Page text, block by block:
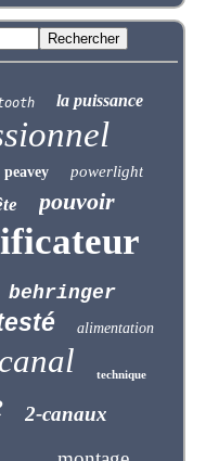
la puissance
peavey powerlight
pouvoir
behringer
alimentation
canal technique
2-canaux